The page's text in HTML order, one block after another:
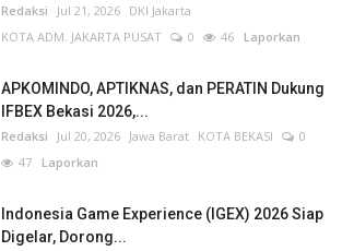
Redaksi Jul 21, 2026 DKI Jakarta
KOTA ADM. JAKARTA PUSAT
0 46 Laporkan
APKOMINDO, APTIKNAS, dan PERATIN Dukung
IFBEX Bekasi 2026,...
Redaksi Jul 20, 2026 Jawa Barat KOTA BEKASI
0
47 Laporkan
Indonesia Game Experience (IGEX) 2026 Siap
Digelar, Dorong...